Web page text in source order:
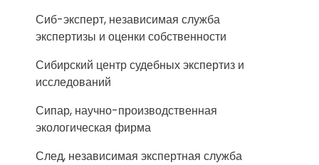
Сиб-эксперт, независимая служба
экспертизы и оценки собственности
Сибирский центр судебных экспертиз и
исследований
Сипар, научно-производственная
экологическая фирма
След, независимая экспертная служба